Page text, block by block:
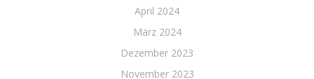
April 2024
März 2024
Dezember 2023
November 2023